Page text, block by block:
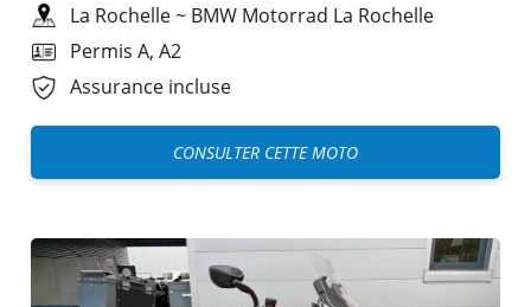
La Rochelle~ BMW Motorrad La Rochelle
Permis A, A2
Assurance incluse
CONSULTER CETTE MOTO